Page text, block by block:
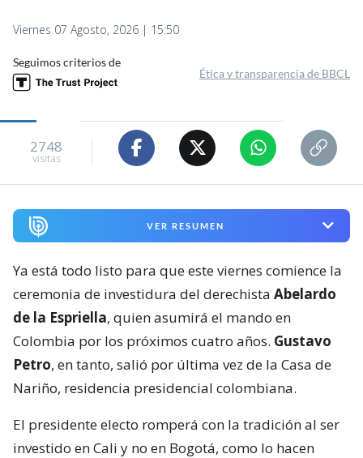
Viernes 07 Agosto, 2026 | 15:50
Seguimos criterios de
Ética y transparencia de BBCL
2748
visitas
VER RESUMEN
Ya está todo listo para que este viernes comience la
ceremonia de investidura del derechista Abelardo
de la Espriella, quien asumirá el mando en
Colombia por los próximos cuatro años. Gustavo
Petro, en tanto, salió por última vez de la Casa de
Nariño, residencia presidencial colombiana.
El presidente electo romperá con la tradición al ser
investido en Cali y no en Bogotá, como lo hacen